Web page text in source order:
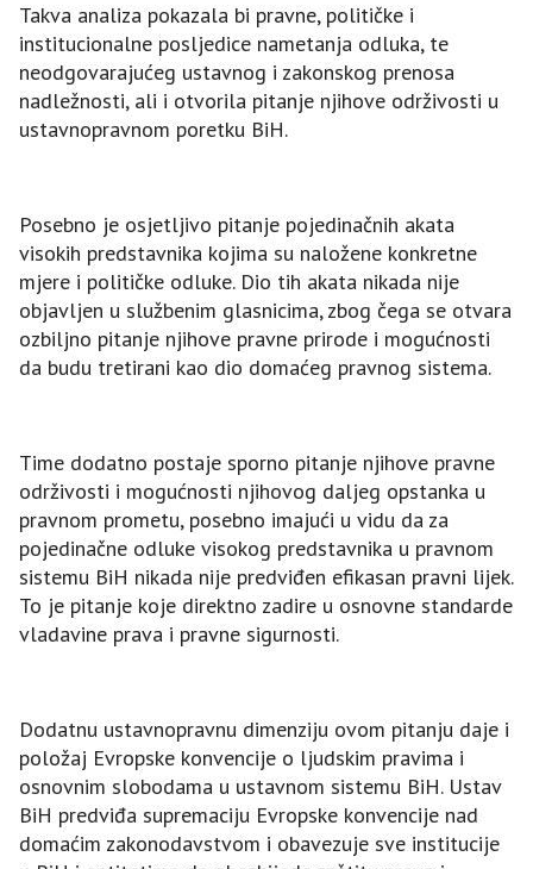
Takva analiza pokazala bi pravne, političke i
institucionalne posljedice nametanja odluka, te
neodgovarajućeg ustavnog i zakonskog prenosa
nadležnosti, ali i otvorila pitanje njihove održivosti u
ustavnopravnom poretku BiH.
Posebno je osjetljivo pitanje pojedinačnih akata
visokih predstavnika kojima su naložene konkretne
mjere i političke odluke. Dio tih akata nikada nije
objavljen u službenim glasnicima, zbog čega se otvara
ozbiljno pitanje njihove pravne prirode i mogućnosti
da budu tretirani kao dio domaćeg pravnog sistema.
Time dodatno postaje sporno pitanje njihove pravne
održivosti i mogućnosti njihovog daljeg opstanka u
pravnom prometu, posebno imajući u vidu da za
pojedinačne odluke visokog predstavnika u pravnom
sistemu BiH nikada nije predviđen efikasan pravni lijek.
To je pitanje koje direktno zadire u osnovne standarde
vladavine prava i pravne sigurnosti.
Dodatnu ustavnopravnu dimenziju ovom pitanju daje i
položaj Evropske konvencije o ljudskim pravima i
osnovnim slobodama u ustavnom sistemu BiH. Ustav
BiH predviđa supremaciju Evropske konvencije nad
domaćim zakonodavstvom i obavezuje sve institucije